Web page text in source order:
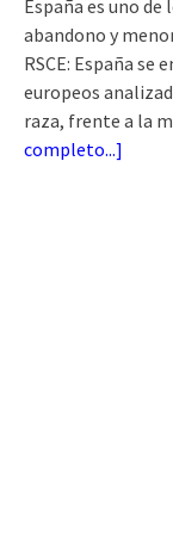
España es uno de
abandono y
RSCE: España se
europeos
raza, frente a la
completo...]